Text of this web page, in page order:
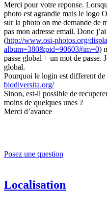
Merci pour votre reponse.
photo est agrandie mais le logo
sur la photo on me demande de
pas mon adresse email. Donc
(http://www.osi-photos.org/
album=380&pid=90603#im=0)
passe global + un mot de passe.
global.
Pourquoi le login est different
biodiversita.org/
Sinon, est-il possible de
moins de quelques unes ?
Merci d’avance
Posez une question
Localisation